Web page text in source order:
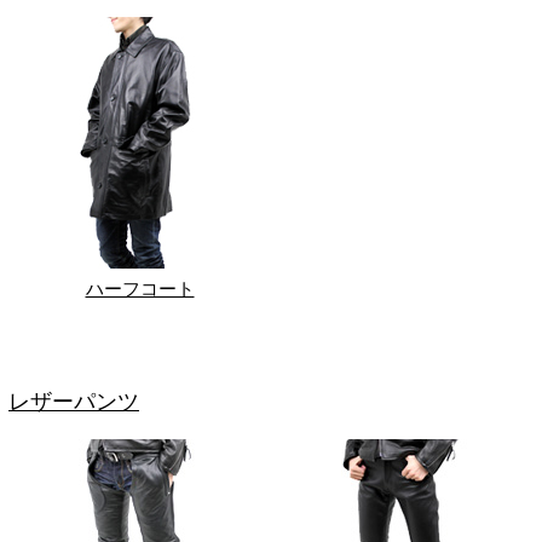
ハーフコート
レザーパンツ